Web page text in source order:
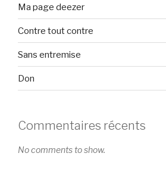
Ma page deezer
Contre tout contre
Sans entremise
Don
Commentaires récents
No comments to show.